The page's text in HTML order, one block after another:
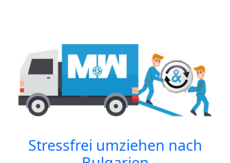
Stressfrei umziehen nach